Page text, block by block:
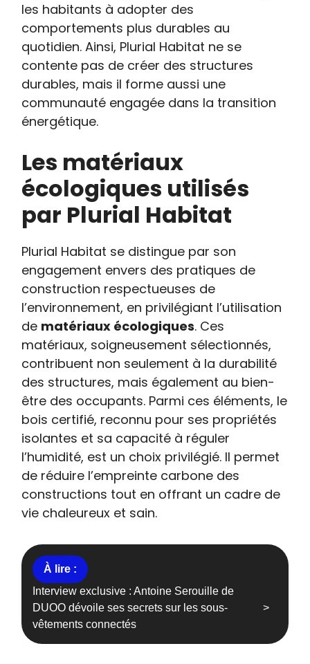
les habitants à adopter des
comportements plus durables au
quotidien. Ainsi, Plurial Habitat ne se
contente pas de créer des structures
durables, mais il forme aussi une
communauté engagée dans la transition
énergétique.
Les matériaux
écologiques utilisés
par Plurial Habitat
Plurial Habitat se distingue par son
engagement envers des pratiques de
construction respectueuses de
l’environnement, en privilégiant l’utilisation
de matériaux écologiques. Ces
matériaux, soigneusement sélectionnés,
contribuent non seulement à la durabilité
des structures, mais également au bien-
être des occupants. Parmi ces éléments, le
bois certifié, reconnu pour ses propriétés
isolantes et sa capacité à réguler
l’humidité, est un choix privilégié. Il permet
de réduire l’empreinte carbone des
constructions tout en offrant un cadre de
vie chaleureux et sain.
Interview exclusive : Antoine Serouille de
DUOO dévoile ses secrets sur les sous-
vêtements connectés